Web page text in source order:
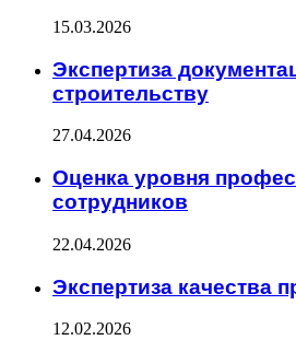
15.03.2026
Экспертиза
строительству
27.04.2026
Оценка уровня
сотрудников
22.04.2026
Экспертиза качества
12.02.2026